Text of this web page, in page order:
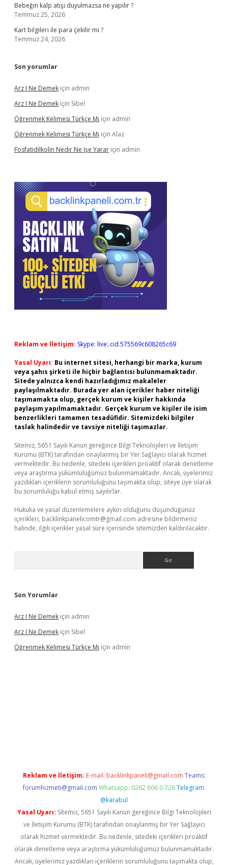
Bebeğin kalp atışı duyulmazsa ne yapılır ?
Temmuz 25, 2026
Kart bilgileri ile para çekilir mi ?
Temmuz 24, 2026
Son yorumlar
Arz I Ne Demek için admin
Arz I Ne Demek için Sibel
Öğrenmek Kelimesi Türkçe Mi için admin
Öğrenmek Kelimesi Türkçe Mi için Alaz
Fosfatidilkolin Nedir Ne Işe Yarar için admin
Reklam ve İletişim: Skype: live:.cid.575569c608265c69
Yasal Uyarı: Bu internet sitesi, herhangi bir marka, kurum
veya şahıs şirketi ile hiçbir bağlantısı bulunmamaktadır.
Sitede yalnızca kendi hazırladığımız makaleler
paylaşılmaktadır. Burada yer alan içerikler haber niteliği
taşımamakta olup, gerçek kurum ve kişiler hakkında
paylaşım yapılmamaktadır. Gerçek kurum ve kişiler ile isim
benzerlikleri tamamen tesadüfidir. Sitemizdeki bilgiler
taslak halindedir ve tavsiye niteliği taşımazlar.
Sitemiz, 5651 Sayılı Kanun gereğince Bilgi Teknolojileri ve İletişim
Kurumu (BTK) tarafından onaylanmış bir Yer Sağlayıcı olarak hizmet
vermektedir. Bu nedenle, sitedeki içerikleri proaktif olarak denetleme
veya araştırma yükümlülüğümüz bulunmamaktadır. Ancak, üyelerimiz
yazdıkları içeriklerin sorumluluğunu taşımakta olup, siteye üye olarak
bu sorumluluğu kabul etmiş sayılırlar.
Hukuka ve yasal düzenlemelere aykırı olduğunu düşündüğünüz
içerikleri, backlinkpanelicomtr@gmail.com adresine bildirmeniz
halinde, ilgili içerikler yasal süre içerisinde sitemizden kaldırılacaktır.
Son Yorumlar
Arz I Ne Demek için admin
Arz I Ne Demek için Sibel
Öğrenmek Kelimesi Türkçe Mi için admin
Reklam ve İletişim: E-mail: backlinkpaneli@gmail.com Teams:
forumhizmeti@gmail.com Whatsapp: 0262 606 0 726 Telegram:
@karabul
Yasal Uyarı: Sitemiz, 5651 Sayılı Kanun gereğince Bilgi Teknolojileri
ve İletişim Kurumu (BTK) tarafından onaylanmış bir Yer Sağlayıcı
olarak hizmet vermektedir. Bu nedenle, sitedeki içerikleri proaktif
olarak denetleme veya araştırma yükümlülüğümüz bulunmamaktadır.
Ancak, üyelerimiz yazdıkları içeriklerin sorumluluğunu taşımakta olup,